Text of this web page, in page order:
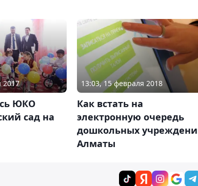
2017
ЮКО
сад на
13:03, 15 февраля 2018
Как встать на
электронную очередь
дошкольных
Алматы